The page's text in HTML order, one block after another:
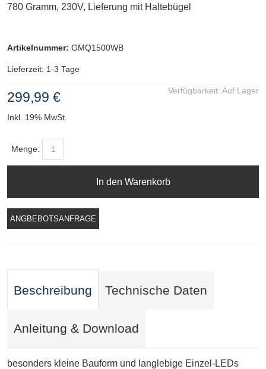
780 Gramm, 230V, Lieferung mit Haltebügel
Artikelnummer: GMQ1500WB
Lieferzeit: 1-3 Tage
Verfügbarkeit: Auf Lager
299,99 €
Inkl. 19% MwSt.
Menge:
In den Warenkorb
ANGBEBOTSANFRAGE
Beschreibung Technische Daten
Anleitung & Download
besonders kleine Bauform und langlebige Einzel-LEDs